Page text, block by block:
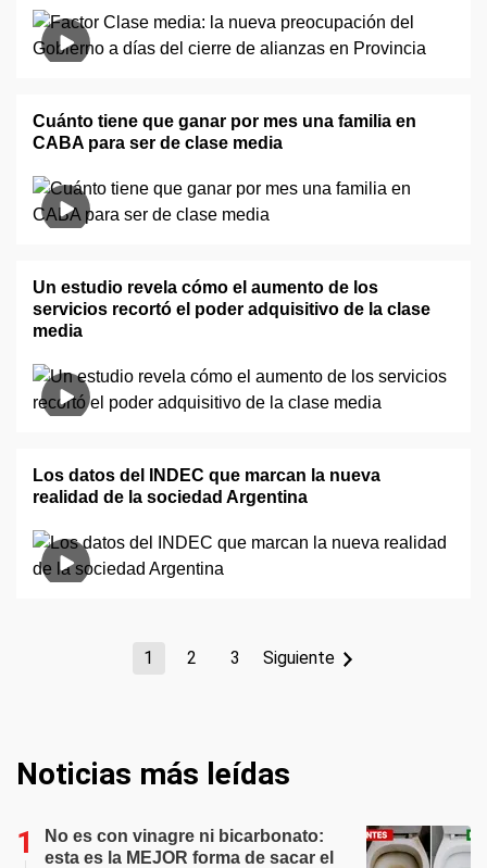
Cuánto tiene que ganar por mes una familia en
CABA para ser de clase media
Un estudio revela cómo el aumento de los
servicios recortó el poder adquisitivo de la clase
media
Los datos del INDEC que marcan la nueva
realidad de la sociedad Argentina
1 2 3 Siguiente
Noticias más leídas
No es con vinagre ni bicarbonato:
esta es la MEJOR forma de sacar el